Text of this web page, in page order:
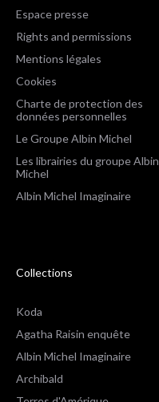
Espace presse
Rights and permissions
Mentions légales
Cookies
Charte de protection des
données personnelles
Le Groupe Albin Michel
Les librairies du groupe Albin
Michel
Albin Michel Imaginaire
Collections
Koda
Agatha Raisin enquête
Albin Michel Imaginaire
Archibald